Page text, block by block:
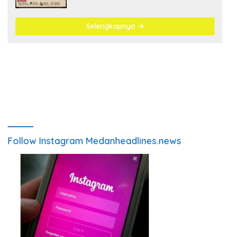
Selengkapnya
Follow Instagram Medanheadlines.news